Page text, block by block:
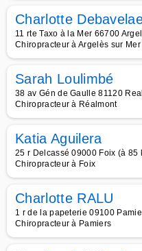
Charlotte
11 rte Taxo à la Mer 66700
Chiropracteur à Argelès sur Mer
Sarah Loulimbé
38 av Gén de Gaulle 81120
Chiropracteur à Réalmont
Katia Aguilera
25 r Delcassé 09000 Foix (à
Chiropracteur à Foix
Charlotte RALU
1 r de la papeterie 09100
Chiropracteur à Pamiers